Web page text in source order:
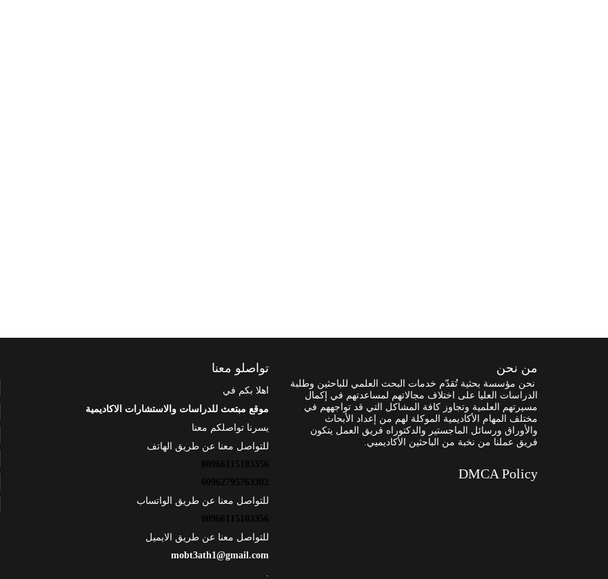
من نحن
نحن مؤسسة بحثية تُقدّم خدمات البحث العلمي للباحثين وطلبة
الدراسات العليا على اختلاف مجالاتهم لمساعدتهم في إكمال
مسيرتهم العلمية وتجاوز كافة المشاكل التي قد تواجههم في
مختلف المهام الأكاديمية الموكلة لهم من إعداد الأبحاث
والأوراق ورسائل الماجستير والدكتوراه فريق العمل يتكون
فريق عملنا من نخبة من الباحثين الأكاديميي.
DMCA Policy
تواصلو معنا
اهلا بكم في
موقع مبتعث للدراسات والاستشارات الاكاديمية
يسرنا تواصلكم معنا
للتواصل معنا عن طريق الهاتف
00966115103356
00962795763302
للتواصل معنا عن طريق الواتساب
00966115103356
للتواصل معنا عن طريق الايميل
mobt3ath1@gmail.com